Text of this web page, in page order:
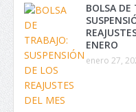
BOLSA DE
ENERO
enero 27,